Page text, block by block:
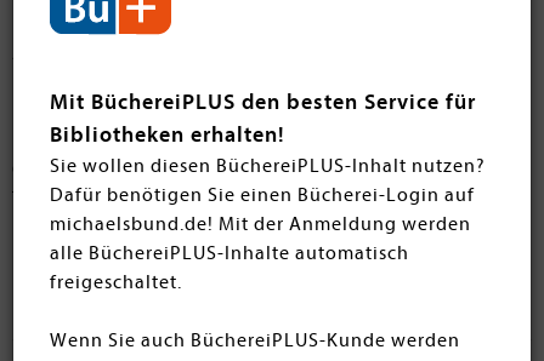
submenu
Mit BüchereiPLUS den besten Service für
Bibliotheken erhalten!
Sie wollen diesen BüchereiPLUS-Inhalt nutzen?
Dafür benötigen Sie einen Bücherei-Login auf
michaelsbund.de! Mit der Anmeldung werden
alle BüchereiPLUS-Inhalte automatisch
freigeschaltet.
Wenn Sie auch BüchereiPLUS-Kunde werden
Louise Penny (*1958) ist bekannt für ihre Buchreihe
über den kanadischen Chief Superintendent Armand
Gamache. Seit 2005 ermittelt dieser im fiktivem Ort
Three Pines und in der Umgebung von Quebéc und
Pennys Leserschaft wächst zunehmend.